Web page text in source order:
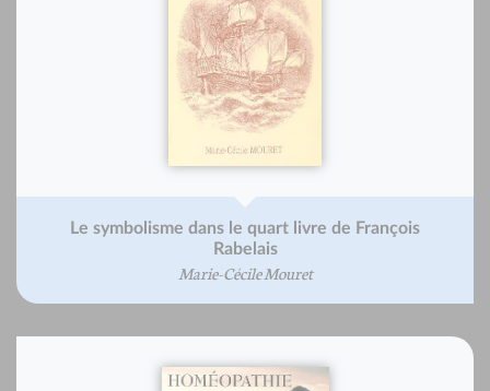
Le symbolisme dans le quart livre de François
Rabelais
Marie-Cécile Mouret